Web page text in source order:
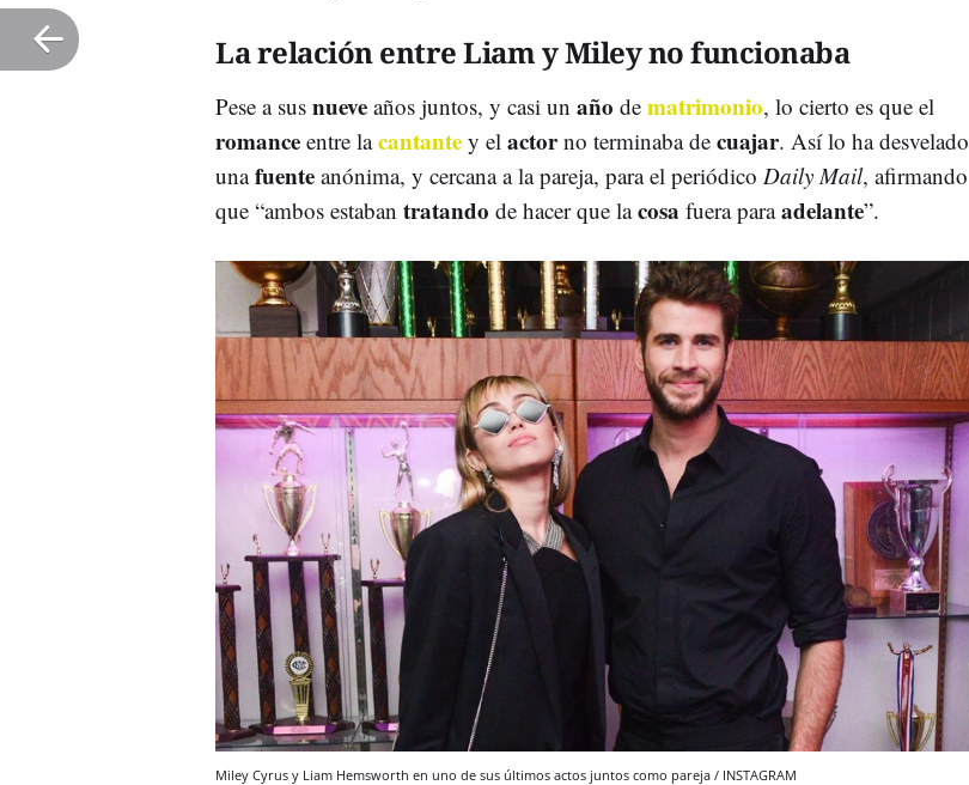
La relación entre Liam y Miley no funcionaba
Pese a sus nueve años juntos, y casi un año de matrimonio, lo cierto es que el
romance entre lacantante y el actorno terminaba de cuajar. Así lo ha desvelado
unafuente anónima, y cercana a la pareja, para el periódico Daily Mail, afirmando
que “ambos estaban tratando de hacer que lacosa fuera paraadelante”.
Miley Cyrus y Liam Hemsworth en uno de sus últimos actos juntos como pareja / INSTAGRAM